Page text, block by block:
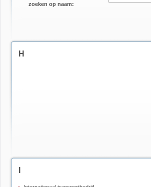
zoeken op naam:
H